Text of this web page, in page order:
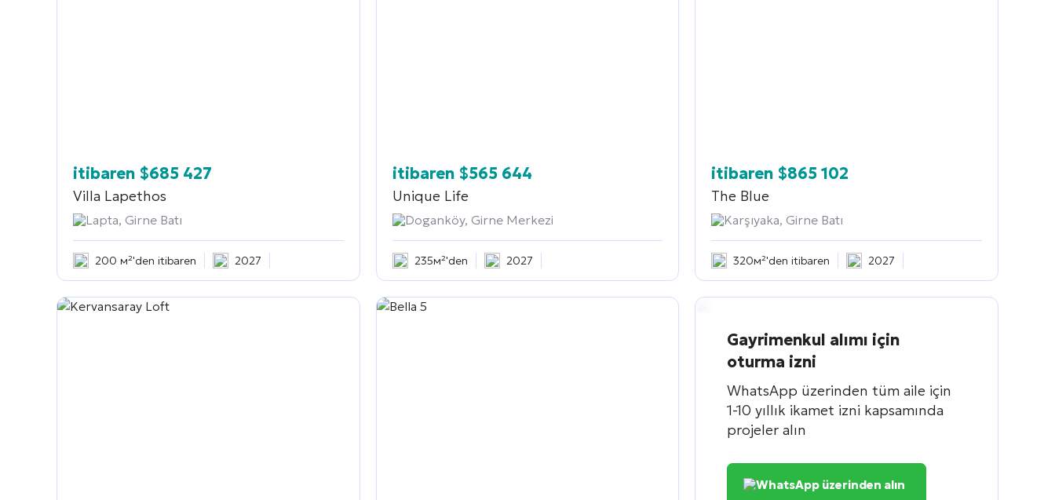
itibaren $685 427
Villa Lapethos
Lapta, Girne Batı
200 м²'den itibaren 2027
itibaren $565 644
Unique Life
Doganköy, Girne Merkezi
235м²'den 2027
itibaren $865 102
The Blue
Karşıyaka, Girne Batı
320м²'den itibaren 2027
Gayrimenkul alımı için
oturma izni
WhatsApp üzerinden tüm aile için
1-10 yıllık ikamet izni kapsamında
projeler alın
WhatsApp üzerinden alın